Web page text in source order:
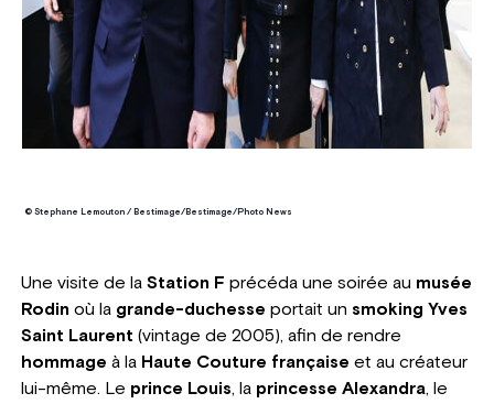
© Stephane Lemouton / Bestimage/Bestimage/Photo News
Une visite de la Station F précéda une soirée au musée
Rodin où la grande-duchesse portait un smoking Yves
Saint Laurent (vintage de 2005), afin de rendre
hommage à la Haute Couture française et au créateur
lui-même. Le prince Louis, la princesse Alexandra, le